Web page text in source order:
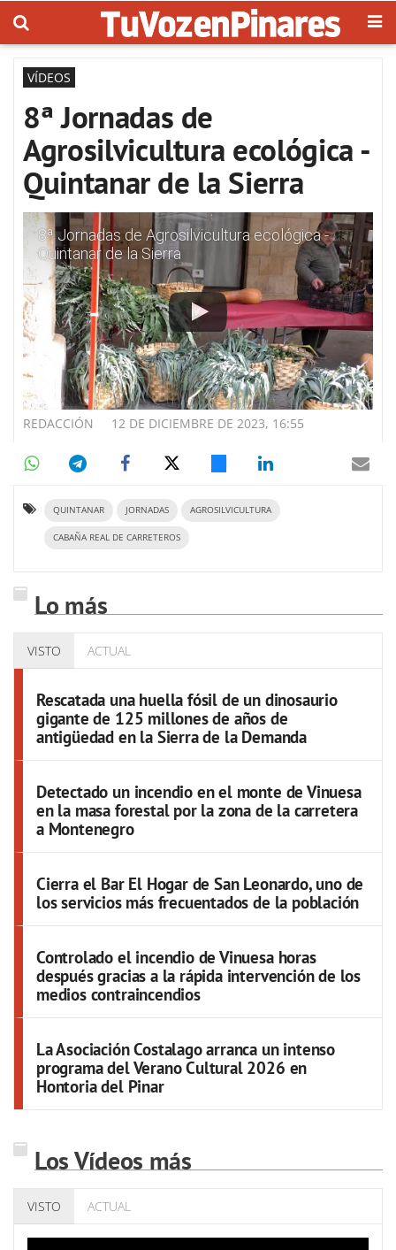
VÍDEOS
8ª Jornadas de
Agrosilvicultura ecológica -
Quintanar de la Sierra
8ª Jornadas de Agrosilvicultura ecológica -
Quintanar de la Sierra
12 DE DICIEMBRE DE 2023, 16:55
REDACCIÓN
QUINTANAR JORNADAS AGROSILVICULTURA
CABAÑA REAL DE CARRETEROS
Lo más
VISTO ACTUAL
Rescatada una huella fósil de un dinosaurio
gigante de 125 millones de años de
antigüedad en la Sierra de la Demanda
Detectado un incendio en el monte de Vinuesa
en la masa forestal por la zona de la carretera
a Montenegro
Cierra el Bar El Hogar de San Leonardo, uno de
los servicios más frecuentados de la población
Controlado el incendio de Vinuesa horas
después gracias a la rápida intervención de los
medios contraincendios
La Asociación Costalago arranca un intenso
programa del Verano Cultural 2026 en
Hontoria del Pinar
Los Vídeos más
VISTO ACTUAL